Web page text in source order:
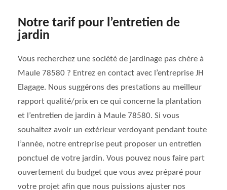
Notre tarif pour l’entretien de
jardin
Vous recherchez une société de jardinage pas chère à
Maule 78580 ? Entrez en contact avec l’entreprise JH
Elagage. Nous suggérons des prestations au meilleur
rapport qualité/prix en ce qui concerne la plantation
et l’entretien de jardin à Maule 78580. Si vous
souhaitez avoir un extérieur verdoyant pendant toute
l’année, notre entreprise peut proposer un entretien
ponctuel de votre jardin. Vous pouvez nous faire part
ouvertement du budget que vous avez préparé pour
votre projet afin que nous puissions ajuster nos